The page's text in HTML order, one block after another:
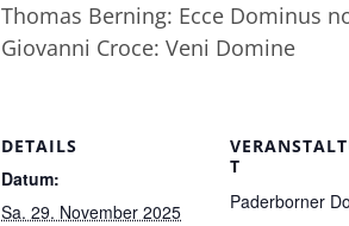
Thomas Berning: Ecce Dominus
Giovanni Croce: Veni Domine
DETAILS
Datum:
Sa. 29. November 2025
T
Paderborner